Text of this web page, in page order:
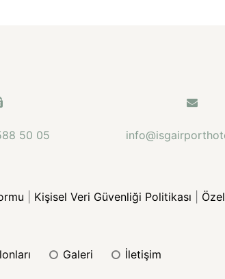
50 05
Kişisel Veri Güvenliği Politikası
galeri i̇letişim